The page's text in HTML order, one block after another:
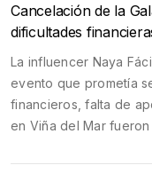
Cancelación de la
dificultades
La influencer Naya
evento que prometía
financieros, falta de
en Viña del Mar fueron
evento, lo cual caló